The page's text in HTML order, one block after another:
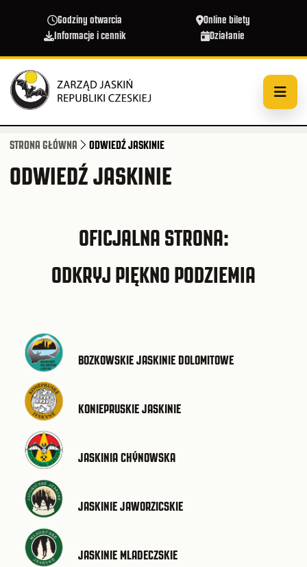
Godziny otwarcia
Online bilety
Informacje i cennik
Działanie
STRONA GŁÓWNA ODWIEDŹ JASKINIE
ODWIEDŹ JASKINIE
OFICJALNA STRONA:
ODKRYJ PIĘKNO PODZIEMIA
BOZKOWSKIE JASKINIE DOLOMITOWE
KONIEPRUSKIE JASKINIE
JASKINIA CHÝNOWSKA
JASKINIE JAWORZICSKIE
JASKINIE MLADECZSKIE